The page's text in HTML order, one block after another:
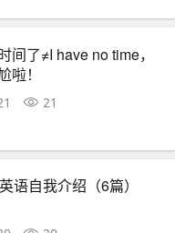
间了≠I have no time，
啦！
21
语自我介绍（6篇）